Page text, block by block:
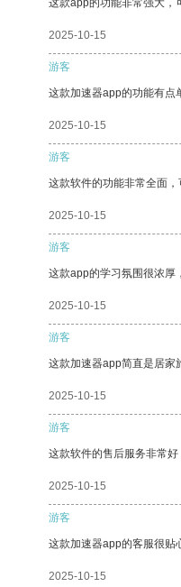
这款app的功能非常强大，
2025-10-15
游客
这款加速器app的功能有点
2025-10-15
游客
这款软件的功能非常全面，
2025-10-15
游客
这款app的学习氛围很浓厚
2025-10-15
游客
这款加速器app简直是居家
2025-10-15
游客
这款软件的售后服务非常好
2025-10-15
游客
这款加速器app的客服很贴
2025-10-15